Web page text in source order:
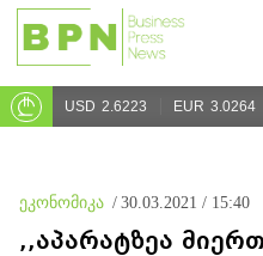
USD 2.6223 EUR 3.0264
ეკონომიკა / 30.03.2021 / 15:40
,,აპარატზეა